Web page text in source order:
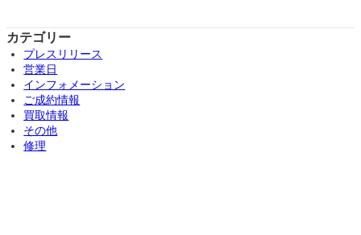
カテゴリー
プレスリリース
営業日
インフォメーション
ご成約情報
買取情報
その他
修理